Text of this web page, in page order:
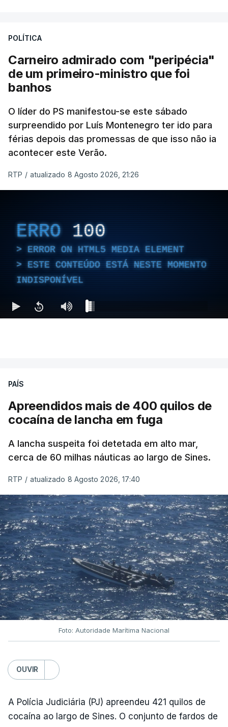
POLÍTICA
Carneiro admirado com "peripécia"
de um primeiro-ministro que foi
banhos
O líder do PS manifestou-se este sábado
surpreendido por Luís Montenegro ter ido para
férias depois das promessas de que isso não ia
acontecer este Verão.
RTP / atualizado 8 Agosto 2026, 21:26
ERRO 100
ERROR ON HTML5 MEDIA ELEMENT
ESTE CONTEÚDO ESTÁ NESTE MOMENTO
INDISPONÍVEL
PAÍS
Apreendidos mais de 400 quilos de
cocaína de lancha em fuga
A lancha suspeita foi detetada em alto mar,
cerca de 60 milhas náuticas ao largo de Sines.
RTP / atualizado 8 Agosto 2026, 17:40
Foto: Autoridade Marítima Nacional
OUVIR
A Polícia Judiciária (PJ) apreendeu 421 quilos de
cocaína ao largo de Sines. O conjunto de fardos de